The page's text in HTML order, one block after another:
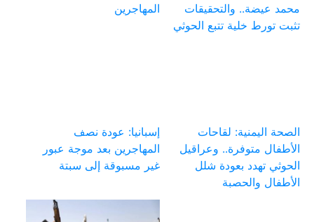
محمد عيضة.. والتحقيقات
تثبت تورط خلية تتبع الحوثي
المهاجرين
الصحة اليمنية: لقاحات
الأطفال متوفرة.. وعراقيل
الحوثي تهدد بعودة شلل
الأطفال والحصبة
إسبانيا: عودة نصف
المهاجرين بعد موجة عبور
غير مسبوقة إلى سبتة